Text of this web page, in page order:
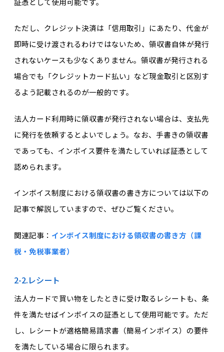
ただし、クレジット決済は「信用取引」にあたり、代金が
即時に受け渡されるわけではないため、領収書自体が発行
されないケースも少なくありません。領収書が発行される
場合でも「クレジットカード払い」など現金取引と区別す
るよう記載されるのが一般的です。
法人カード利用時に領収書が発行されない場合は、支払先
に発行を依頼するとよいでしょう。なお、手書きの領収書
であっても、インボイス要件を満たしていれば証憑として
認められます。
インボイス制度における領収書の書き方については以下の
記事で解説していますので、ぜひご覧ください。
関連記事： インボイス制度における領収書の書き方（課
税・免税事業者）
2-2.レシート
法人カードで買い物をしたときに受け取るレシートも、条
件を満たせばインボイスの証憑として使用可能です。ただ
し、レシートが適格簡易請求書（簡易インボイス）の要件
を満たしている場合に限られます。